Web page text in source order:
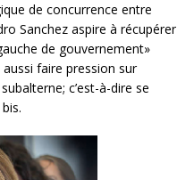
de concurrence entre
Sanchez aspire à récupérer
de gouvernement»
faire pression sur
c’est-à-dire se
bis.